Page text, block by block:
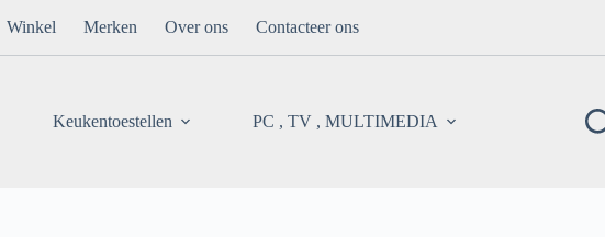
Winkel Merken Over ons Contacteer ons
Keukentoestellen PC , TV , MULTIMEDIA